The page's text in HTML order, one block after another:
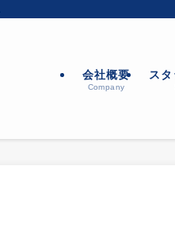
会社概要
Company
ス